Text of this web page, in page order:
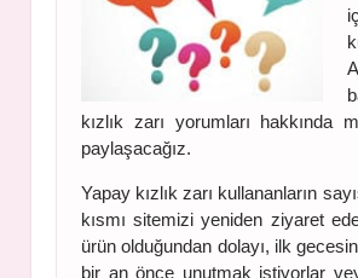
kızlık zarı yorumları hakkında
paylaşacağız.
Yapay kızlık zarı kullananların
kısmı sitemizi yeniden ziyaret
ürün olduğundan dolayı, ilk
bir an önce unutmak istiyorlar